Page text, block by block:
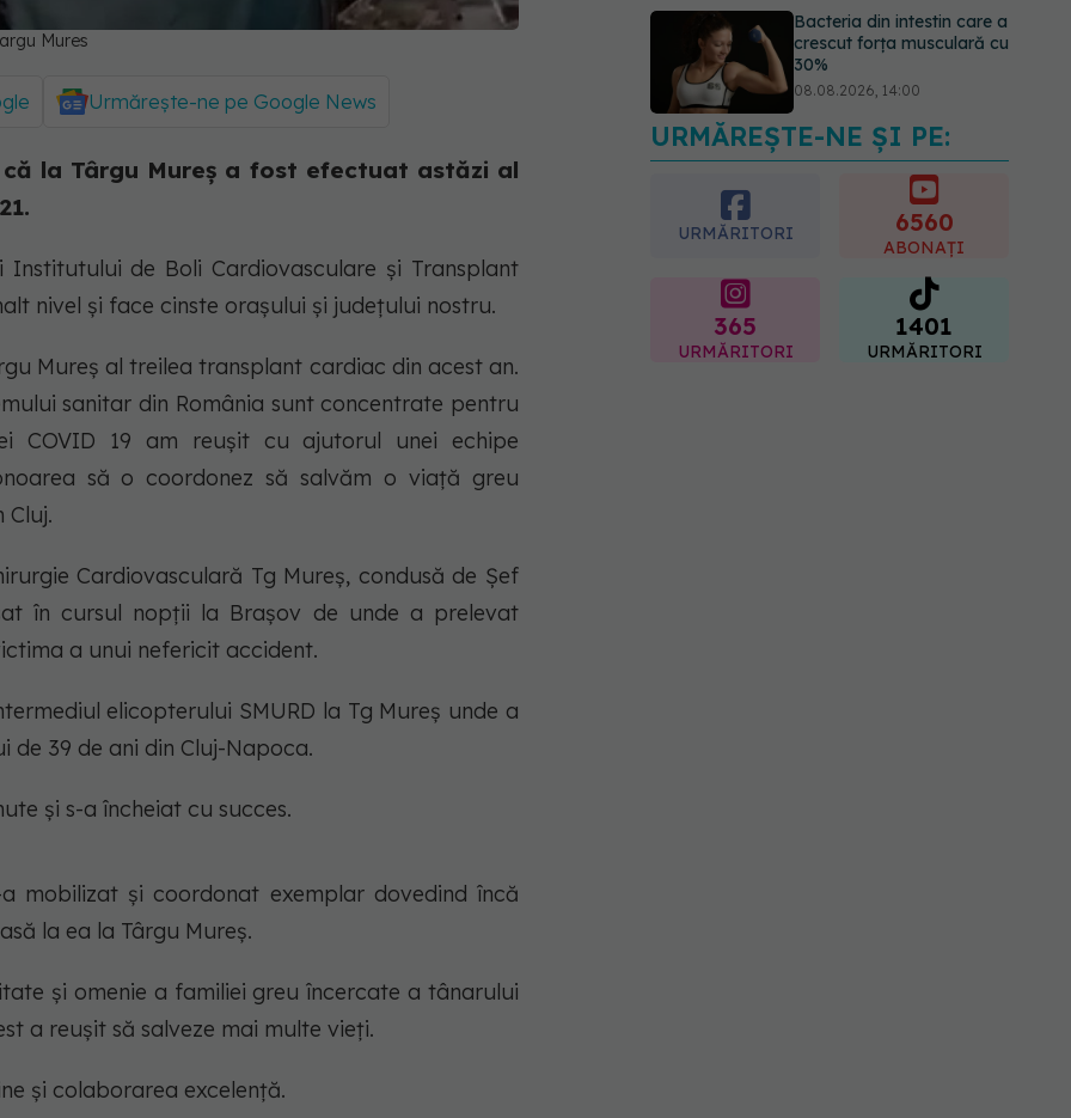
Mures
Urmărește-ne pe Google News
la Târgu Mureș a fost efectuat astăzi al
de Boli Cardiovasculare și Transplant
nivel și face cinste orașului și județului nostru.
Mureș al treilea transplant cardiac din acest an.
sanitar din România sunt concentrate pentru
COVID 19 am reușit cu ajutorul unei echipe
să o coordonez să salvăm o viață greu
Cluj.
Cardiovasculară Tg Mureș, condusă de Șef
în cursul nopții la Brașov de unde a prelevat
a unui nefericit accident.
elicopterului SMURD la Tg Mureș unde a
39 de ani din Cluj-Napoca.
și s-a încheiat cu succes.
mobilizat și coordonat exemplar dovedind încă
la ea la Târgu Mureș.
și omenie a familiei greu încercate a tânarului
a reușit să salveze mai multe vieți.
și colaborarea excelență.
Bacteria din intestin care a
crescut forța musculară cu
30%
08.08.2026, 14:00
Trucul genial cu ceai negru
pentru păr. Tot mai multe
08.08.2026, 17:00
URMĂREȘTE-NE ȘI PE:
URMĂRITORI 6560
ABONAȚI
365
URMĂRITORI
1401
URMĂRITORI